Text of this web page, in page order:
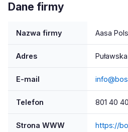
Dane firmy
Nazwa firmy Aasa
Adres
E-mail
Telefon 801 40
Strona WWW https://